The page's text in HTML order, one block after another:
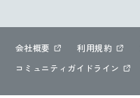
会社概要 利用規約
コミュニティガイドライン